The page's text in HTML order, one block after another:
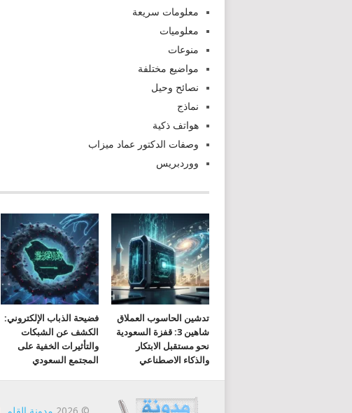
معلومات سريعة
معلوميات
منوعات
مواضيع مختلفة
نصائح وحيل
نماذج
هواتف ذكية
وصفات الدكتور عماد ميزاب
ووردبريس
تدشين الحاسوب العملاق
شاهين 3: قفزة السعودية
نحو مستقبل الابتكار
والذكاء الاصطناعي
فضيحة الذباب الإلكتروني:
الكشف عن الشبكات
والتأثيرات الخفية على
المجتمع السعودي